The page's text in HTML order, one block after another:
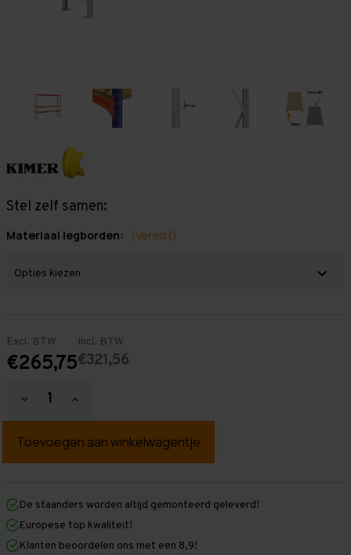
Stel zelf samen:
Materiaal legborden: (Vereist)
Excl. BTW
€265,75
Incl. BTW
€321,56
Hoeveelheid
verlagen
Grootvakstelling
mm
mm
x
600
mm
Hoeveelheid
verhogen
Grootvakstelling
mm
mm
600
mm
De staanders worden altijd gemonteerd geleverd!
Europese top kwaliteit!
Klanten beoordelen ons met een 8,9!